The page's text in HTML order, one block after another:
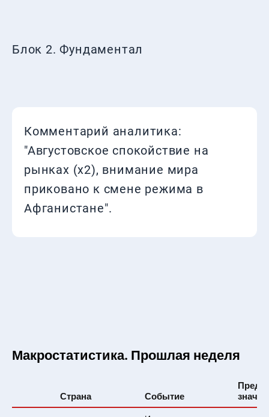
Блок 2. Фундаментал
Комментарий аналитика:
"Августовское спокойствие на
рынках (х2), внимание мира
приковано к смене режима в
Афганистане".